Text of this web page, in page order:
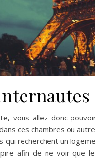
vous allez donc
ces chambres ou
qui recherchent un
afin de ne voir que